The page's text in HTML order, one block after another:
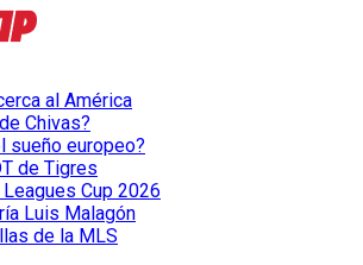
al América
Chivas?
sueño europeo?
de Tigres
Cup 2026
Luis Malagón
de la MLS